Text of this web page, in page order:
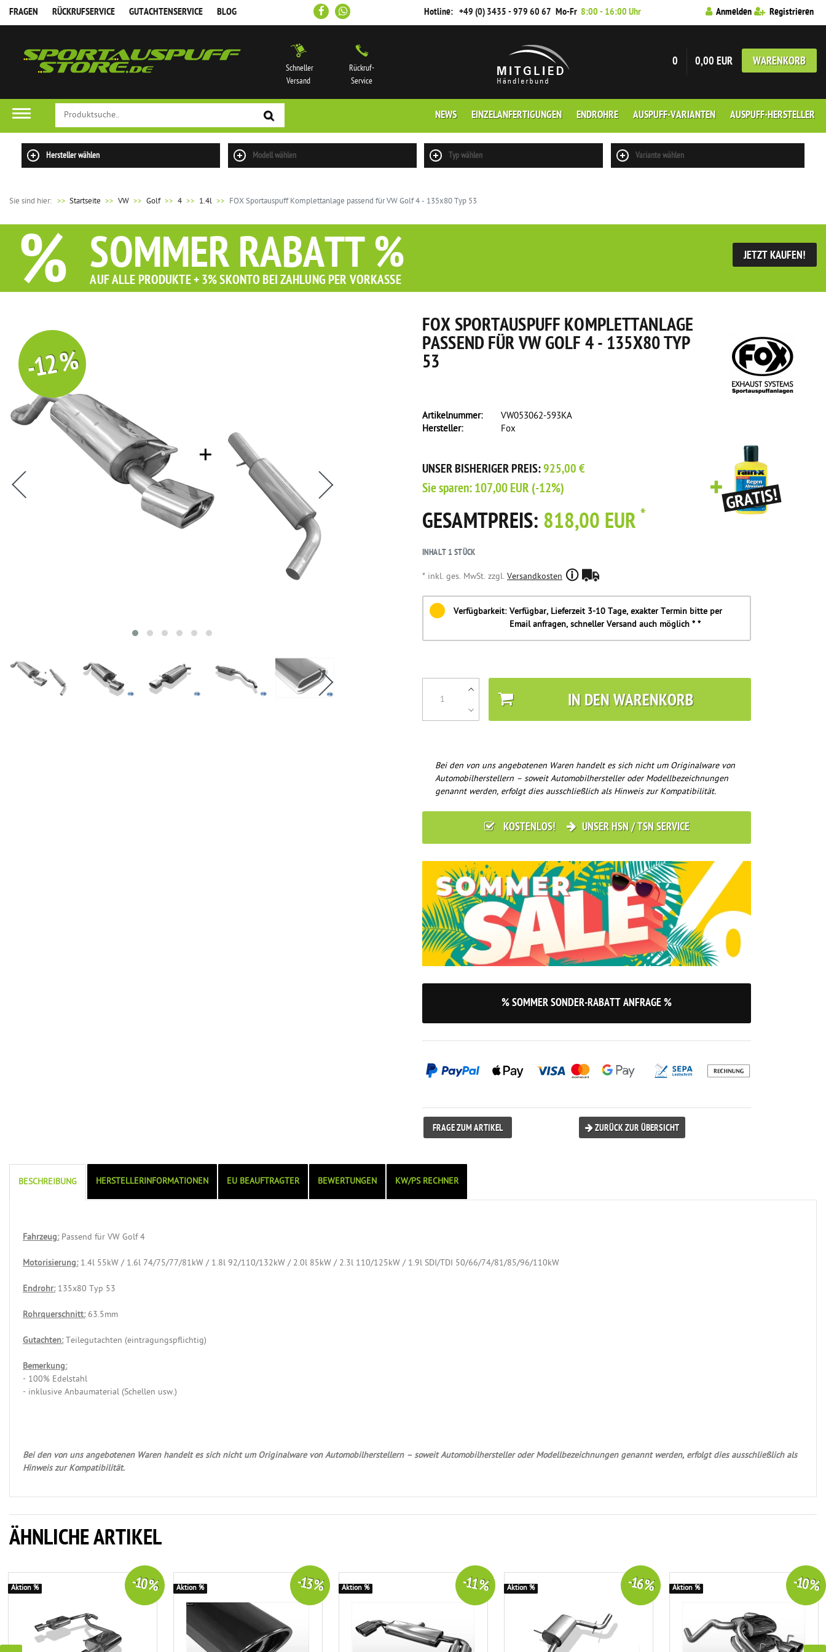
FRAGEN RÜCKRUFSERVICE GUTACHTENSERVICE BLOG Hotline: +49 (0) 3435 - 979 60 67 Mo-Fr 8:00 - 16:00 Uhr Anmelden Registrieren
0 0,00 EUR WARENKORB
Schneller
Versand
Rückruf-
Service
NEWS EINZELANFERTIGUNGEN ENDROHRE AUSPUFF-VARIANTEN AUSPUFF-HERSTELLER
Hersteller wählen Modell wählen Typ wählen Variante wählen
Sie sind hier: >> Startseite VW Golf 4 1.4l FOX Sportauspuff Komplettanlage passend für VW Golf 4 - 135x80 Typ 53
% SOMMER RABATT %
AUF ALLE PRODUKTE + 3% SKONTO BEI ZAHLUNG PER VORKASSE
JETZT KAUFEN!
-12 %
FOX SPORTAUSPUFF KOMPLETTANLAGE
PASSEND FÜR VW GOLF 4 - 135X80 TYP
53
Artikelnummer:
VW053062-593KA
Hersteller:
Fox
UNSER BISHERIGER PREIS:925,00 €
Sie sparen:107,00 EUR(-12%)
GESAMTPREIS: 818,00 EUR *
INHALT 1STÜCK
* inkl. ges. MwSt. zzgl. Versandkosten
Sie erhalten Sie beim Kauf diesen Artikel Gratis eine Flasche Rain-X Regenabweiser!
Verfügbarkeit: Verfügbar, Lieferzeit 3-10 Tage, exakter Termin bitte per
Email anfragen, schneller Versand auch möglich * *
IN DEN WARENKORB
Bei den von uns angebotenen Waren handelt es sich nicht um Originalware von
Automobilherstellern – soweit Automobilhersteller oder Modellbezeichnungen
genannt werden, erfolgt dies ausschließlich als Hinweis zur Kompatibilität.
KOSTENLOS! UNSER HSN / TSN SERVICE
% SOMMER SONDER-RABATT ANFRAGE %
FRAGE ZUM ARTIKEL ZURÜCK ZUR ÜBERSICHT
BESCHREIBUNG HERSTELLERINFORMATIONEN EU BEAUFTRAGTER BEWERTUNGEN KW/PS RECHNER
Fahrzeug:Passend für VW Golf 4
Motorisierung:1.4l 55kW / 1.6l 74/75/77/81kW / 1.8l 92/110/132kW / 2.0l 85kW / 2.3l 110/125kW / 1.9l SDI/TDI 50/66/74/81/85/96/110kW
Endrohr:135x80 Typ 53
Rohrquerschnitt:63.5mm
Gutachten:Teilegutachten (eintragungspflichtig)
Bemerkung:
- 100% Edelstahl
- inklusive Anbaumaterial (Schellen usw.)
Bei den von uns angebotenen Waren handelt es sich nicht um Originalware von Automobilherstellern – soweit Automobilhersteller oder Modellbezeichnungen genannt werden, erfolgt dies ausschließlich als
Hinweis zur Kompatibilität.
ÄHNLICHE ARTIKEL
-10 %
Aktion % -13 %
Aktion % -11 %
Aktion % -16 %
Aktion % -10 %
Aktion %